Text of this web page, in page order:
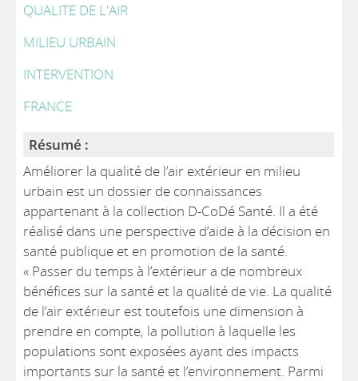
QUALITE DE L'AIR
MILIEU URBAIN
INTERVENTION
FRANCE
Résumé :
Améliorer la qualité de l’air extérieur en milieu
urbain est un dossier de connaissances
appartenant à la collection D-CoDé Santé. Il a été
réalisé dans une perspective d’aide à la décision en
santé publique et en promotion de la santé.
« Passer du temps à l’extérieur a de nombreux
bénéfices sur la santé et la qualité de vie. La qualité
de l’air extérieur est toutefois une dimension à
prendre en compte, la pollution à laquelle les
populations sont exposées ayant des impacts
importants sur la santé et l’environnement. Parmi